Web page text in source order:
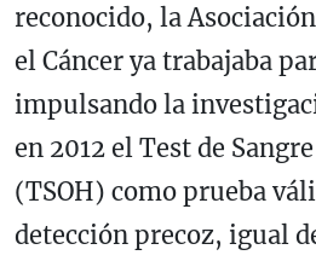
reconocido, la
el Cáncer ya trabajaba
impulsando la
en 2012 el Test de
(TSOH) como prueba
detección precoz, igual